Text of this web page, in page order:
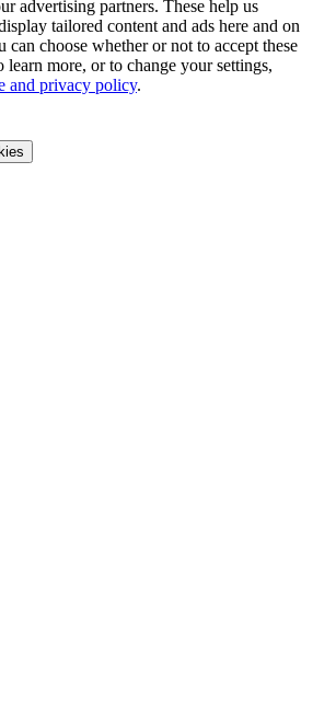
advertising partners. These help us
tailored content and ads here and on
can choose whether or not to accept these
more, or to change your settings,
and privacy policy.